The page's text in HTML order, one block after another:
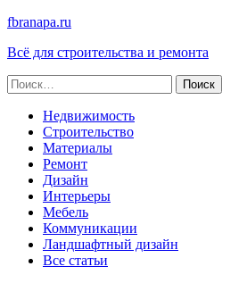
fbranapa.ru
Всё для строительства и ремонта
Найти:
Недвижимость
Строительство
Материалы
Ремонт
Дизайн
Интерьеры
Мебель
Коммуникации
Ландшафтный дизайн
Все статьи